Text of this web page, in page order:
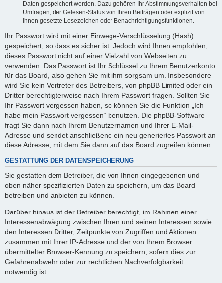
Daten gespeichert werden. Dazu gehören Ihr Abstimmungsverhalten bei
Umfragen, der Gelesen-Status von Ihren Beiträgen oder explizit von
Ihnen gesetzte Lesezeichen oder Benachrichtigungsfunktionen.
Ihr Passwort wird mit einer Einwege-Verschlüsselung (Hash)
gespeichert, so dass es sicher ist. Jedoch wird Ihnen empfohlen,
dieses Passwort nicht auf einer Vielzahl von Webseiten zu
verwenden. Das Passwort ist Ihr Schlüssel zu Ihrem Benutzerkonto
für das Board, also gehen Sie mit ihm sorgsam um. Insbesondere
wird Sie kein Vertreter des Betreibers, von phpBB Limited oder ein
Dritter berechtigterweise nach Ihrem Passwort fragen. Sollten Sie
Ihr Passwort vergessen haben, so können Sie die Funktion „Ich
habe mein Passwort vergessen“ benutzen. Die phpBB-Software
fragt Sie dann nach Ihrem Benutzernamen und Ihrer E-Mail-
Adresse und sendet anschließend ein neu generiertes Passwort an
diese Adresse, mit dem Sie dann auf das Board zugreifen können.
GESTATTUNG DER DATENSPEICHERUNG
Sie gestatten dem Betreiber, die von Ihnen eingegebenen und
oben näher spezifizierten Daten zu speichern, um das Board
betreiben und anbieten zu können.
Darüber hinaus ist der Betreiber berechtigt, im Rahmen einer
Interessenabwägung zwischen Ihren und seinen Interessen sowie
den Interessen Dritter, Zeitpunkte von Zugriffen und Aktionen
zusammen mit Ihrer IP-Adresse und der von Ihrem Browser
übermittelter Browser-Kennung zu speichern, sofern dies zur
Gefahrenabwehr oder zur rechtlichen Nachverfolgbarkeit
notwendig ist.